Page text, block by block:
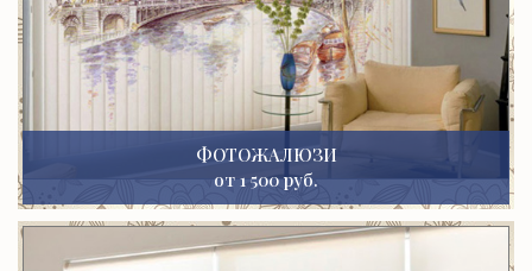
ФОТОЖАЛЮЗИ
от 1 500 руб.